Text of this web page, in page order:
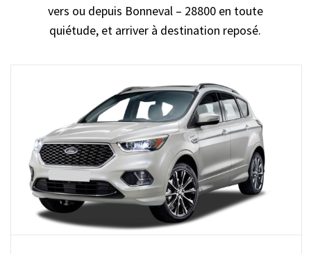
vers ou depuis Bonneval – 28800 en toute
quiétude, et arriver à destination reposé.